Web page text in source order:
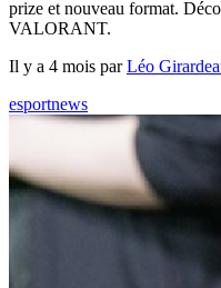
prize et nouveau format.
VALORANT.
Il y a 4 mois parLéo
esportnews